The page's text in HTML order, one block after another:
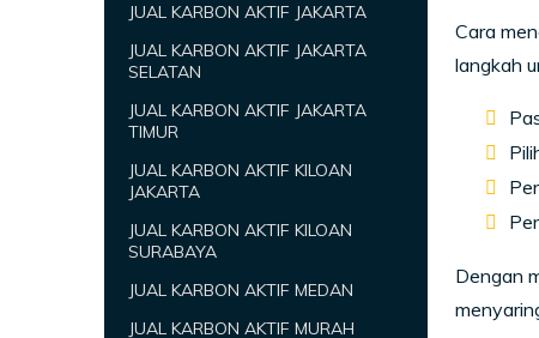
Cara
langkah
Dengan
JUAL KARBON AKTIF JAKARTA
JUAL KARBON AKTIF JAKARTA
SELATAN
JUAL KARBON AKTIF JAKARTA
TIMUR
JUAL KARBON AKTIF KILOAN
JAKARTA
JUAL KARBON AKTIF KILOAN
SURABAYA
JUAL KARBON AKTIF MEDAN
JUAL KARBON AKTIF MURAH